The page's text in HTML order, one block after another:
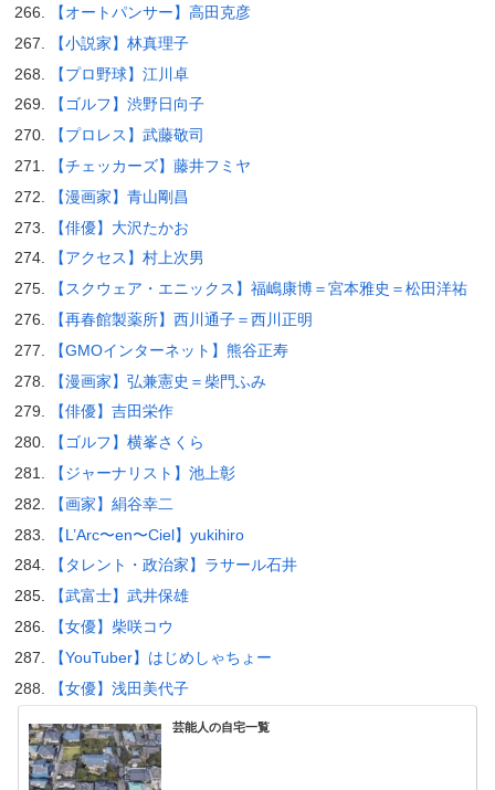
【オートパンサー】高田克彦
【小説家】林真理子
【プロ野球】江川卓
【ゴルフ】渋野日向子
【プロレス】武藤敬司
【チェッカーズ】藤井フミヤ
【漫画家】青山剛昌
【俳優】大沢たかお
【アクセス】村上次男
【スクウェア・エニックス】福嶋康博＝宮本雅史＝松田洋祐
【再春館製薬所】西川通子＝西川正明
【GMOインターネット】熊谷正寿
【漫画家】弘兼憲史＝柴門ふみ
【俳優】吉田栄作
【ゴルフ】横峯さくら
【ジャーナリスト】池上彰
【画家】絹谷幸二
【L’Arc〜en〜Ciel】yukihiro
【タレント・政治家】ラサール石井
【武富士】武井保雄
【女優】柴咲コウ
【YouTuber】はじめしゃちょー
【女優】浅田美代子
芸能人の自宅一覧